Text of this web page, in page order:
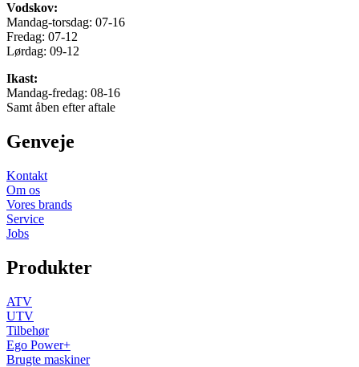
Vodskov:
Mandag-torsdag: 07-16
Fredag: 07-12
Lørdag: 09-12
Ikast:
Mandag-fredag: 08-16
Samt åben efter aftale
Genveje
Kontakt
Om os
Vores brands
Service
Jobs
Produkter
ATV
UTV
Tilbehør
Ego Power+
Brugte maskiner